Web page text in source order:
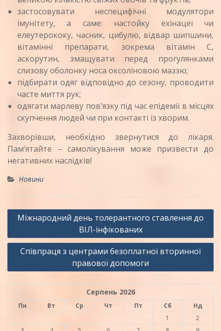
застосовувати неспецифічні модулятори
імунітету, а саме: настойку ехінацеї чи
елеутерококу, часник, цибулю, відвар шипшини,
вітамінні препарати, зокрема вітамін С,
аскорутин, змащувати перед прогулянками
слизову оболонку носа оксоліновою маззю;
підбирати одяг відповідно до сезону, проводити
часте миття рук;
одягати марлеву пов’язку під час епідемії в місцях
скупчення людей чи при контакті із хворим.
Захворівши, необхідно звернутися до лікаря.
Пам’ятайте – самолікування може призвести до
негативних наслідків!
Новини
Навігація
Міжнародний день толерантного ставлення до
ВІЛ-інфікованих
Співпраця з центрами безоплатної вторинної
правової допомоги
Серпень 2026
Пн Вт Ср Чт Пт Сб
Нд
1
2